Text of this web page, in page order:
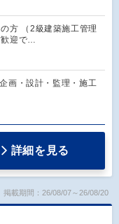
方 （2級建築施工管理
歓迎で…
画・設計・監理・施工
詳細を見る
掲載期間：26/08/07～26/08/20